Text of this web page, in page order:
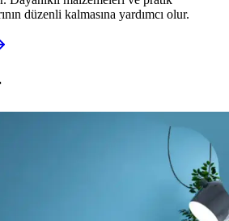
düzenli kalmasına yardımcı olur.